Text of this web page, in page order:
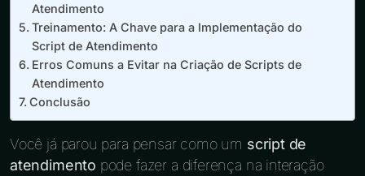
Atendimento
Treinamento: A Chave para a Implementação do
Script de Atendimento
Erros Comuns a Evitar na Criação de Scripts de
Atendimento
Conclusão
Você já parou para pensar como um script de
atendimento pode fazer a diferença na interação